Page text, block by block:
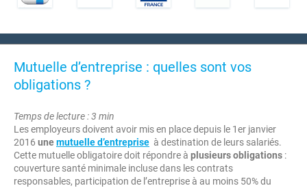
Mutuelle d’entreprise : quelles sont vos
obligations ?
Temps de lecture : 3 min
Les employeurs doivent avoir mis en place depuis le 1er janvier
2016 unemutuelle d’entreprise à destination de leurs salariés.
Cette mutuelle obligatoire doit répondre à plusieurs obligations :
couverture santé minimale incluse dans les contrats
responsables, participation de l’entreprise à au moins 50% du